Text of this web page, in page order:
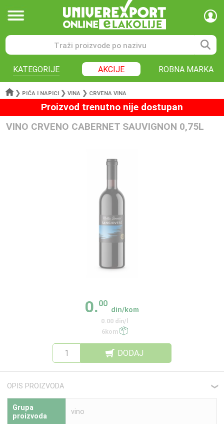
KATEGORIJE AKCIJE ROBNA MARKA
❯ PIĆA I NAPICI ❯ VINA ❯ CRVENA VINA
Proizvod trenutno nije dostupan
VINO CRVENO CABERNET SAUVIGNON 0,75L
0.00
din/kom
0.00 din/l
6kom
DODAJ
OPIS PROIZVODA ❮
Grupa
proizvoda
vino